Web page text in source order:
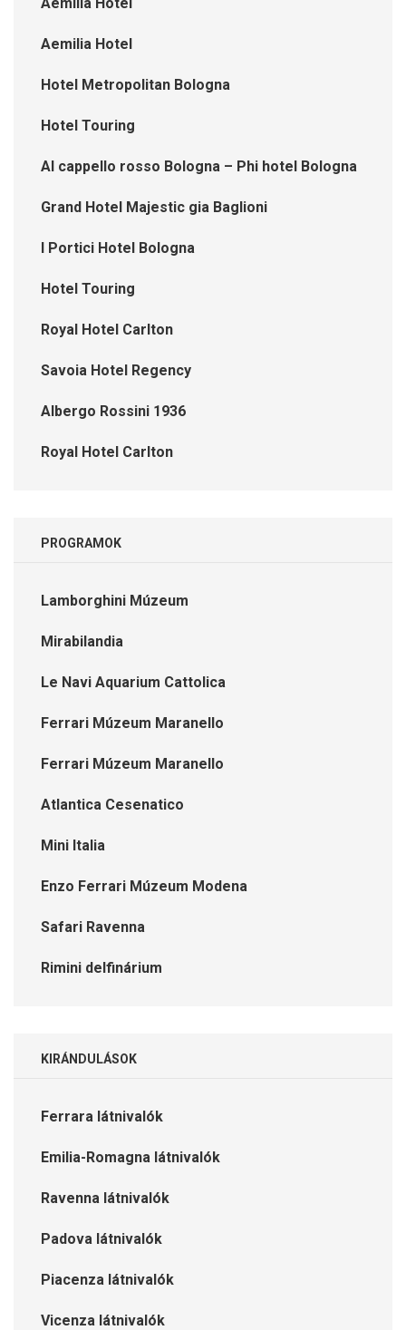
Aemilia Hotel
Hotel Metropolitan Bologna
Hotel Touring
Al cappello rosso Bologna – Phi hotel Bologna
Grand Hotel Majestic gia Baglioni
I Portici Hotel Bologna
Hotel Touring
Royal Hotel Carlton
Savoia Hotel Regency
Albergo Rossini 1936
Royal Hotel Carlton
PROGRAMOK
Lamborghini Múzeum
Mirabilandia
Le Navi Aquarium Cattolica
Ferrari Múzeum Maranello
Ferrari Múzeum Maranello
Atlantica Cesenatico
Mini Italia
Enzo Ferrari Múzeum Modena
Safari Ravenna
Rimini delfinárium
KIRÁNDULÁSOK
Ferrara látnivalók
Emilia-Romagna látnivalók
Ravenna látnivalók
Padova látnivalók
Piacenza látnivalók
Vicenza látnivalók